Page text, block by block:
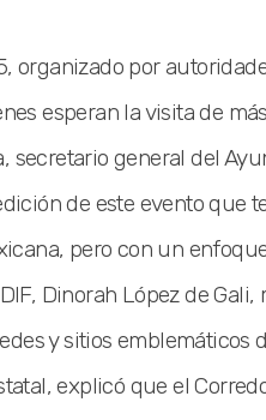
organizado por
esperan la visita de
secretario general del
de este evento que
pero con un
Dinorah López de
y sitios emblemáticos
explicó que el